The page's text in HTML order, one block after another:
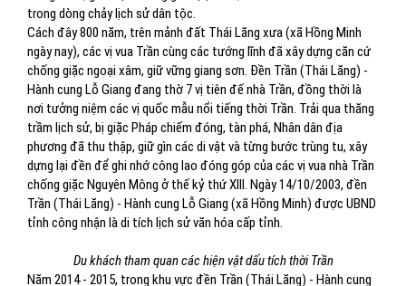
trong dòng chảy lịch sử dân tộc.
Cách đây 800 năm, trên mảnh đất Thái Lăng xưa (xã Hồng Minh
ngày nay), các vị vua Trần cùng các tướng lĩnh đã xây dựng căn cứ
chống giặc ngoại xâm, giữ vững giang sơn. Đền Trần (Thái Lăng) -
Hành cung Lỗ Giang đang thờ 7 vị tiên đế nhà Trần, đồng thời là
nơi tưởng niệm các vị quốc mẫu nổi tiếng thời Trần. Trải qua thăng
trầm lịch sử, bị giặc Pháp chiếm đóng, tàn phá, Nhân dân địa
phương đã thu thập, giữ gìn các di vật và từng bước trùng tu, xây
dựng lại đền để ghi nhớ công lao đóng góp của các vị vua nhà Trần
chống giặc Nguyên Mông ở thế kỷ thứ XIII. Ngày 14/10/2003, đền
Trần (Thái Lăng) - Hành cung Lỗ Giang (xã Hồng Minh) được UBND
tỉnh công nhận là di tích lịch sử văn hóa cấp tỉnh.
Du khách tham quan các hiện vật dấu tích thời Trần
Năm 2014 - 2015, trong khu vực đền Trần (Thái Lăng) - Hành cung